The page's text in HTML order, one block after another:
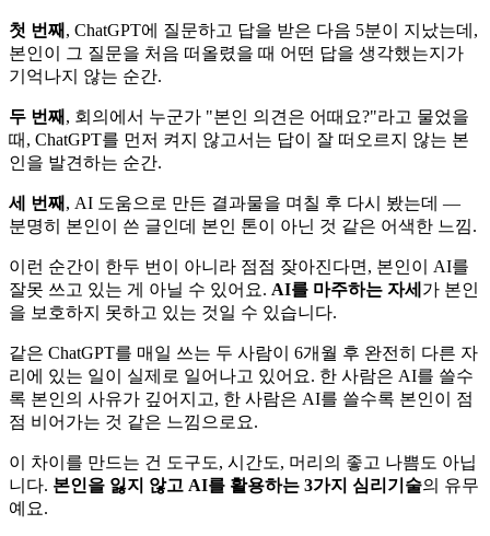
첫 번째 , ChatGPT에 질문하고 답을 받은 다음 5분이 지났는데,
본인이 그 질문을 처음 떠올렸을 때 어떤 답을 생각했는지가
기억나지 않는 순간.
두 번째 , 회의에서 누군가 "본인 의견은 어때요?"라고 물었을
때, ChatGPT를 먼저 켜지 않고서는 답이 잘 떠오르지 않는 본
인을 발견하는 순간.
세 번째 , AI 도움으로 만든 결과물을 며칠 후 다시 봤는데 —
분명히 본인이 쓴 글인데 본인 톤이 아닌 것 같은 어색한 느낌.
이런 순간이 한두 번이 아니라 점점 잦아진다면, 본인이 AI를
잘못 쓰고 있는 게 아닐 수 있어요. AI를 마주하는 자세 가 본인
을 보호하지 못하고 있는 것일 수 있습니다.
같은 ChatGPT를 매일 쓰는 두 사람이 6개월 후 완전히 다른 자
리에 있는 일이 실제로 일어나고 있어요. 한 사람은 AI를 쓸수
록 본인의 사유가 깊어지고, 한 사람은 AI를 쓸수록 본인이 점
점 비어가는 것 같은 느낌으로요.
이 차이를 만드는 건 도구도, 시간도, 머리의 좋고 나쁨도 아닙
니다. 본인을 잃지 않고 AI를 활용하는 3가지 심리기술의 유무
예요.